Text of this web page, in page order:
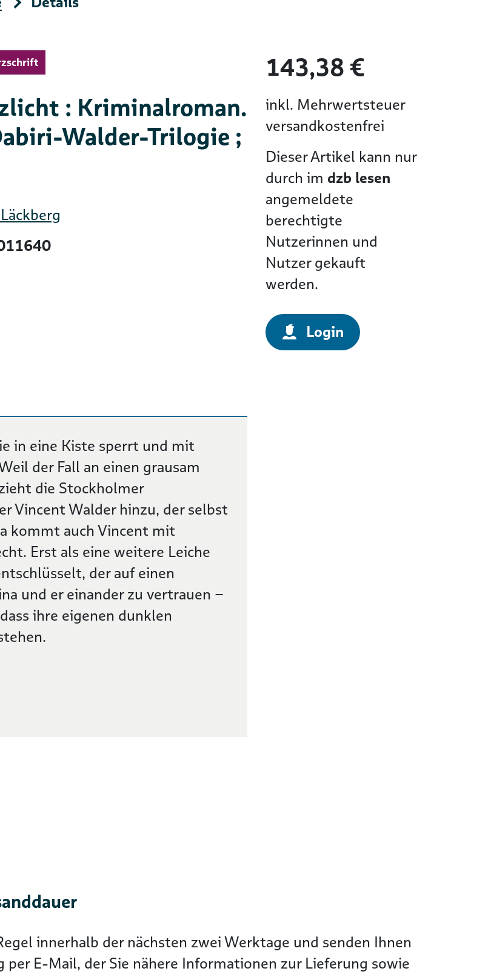
: Kriminalroman.
Walder-Trilogie ;
143,38 €
inkl. Mehrwertsteuer
versandkostenfrei
Dieser Artikel kann nur
durch im dzb lesen
angemeldete
berechtigte
Nutzerinnen und
Nutzer gekauft
werden.
Login
in eine Kiste sperrt und mit
der Fall an einen grausam
die Stockholmer
Vincent Walder hinzu, der selbst
kommt auch Vincent mit
Erst als eine weitere Leiche
der auf einen
und er einander zu vertrauen –
ihre eigenen dunklen
innerhalb der nächsten zwei Werktage und senden Ihnen
E-Mail, der Sie nähere Informationen zur Lieferung sowie